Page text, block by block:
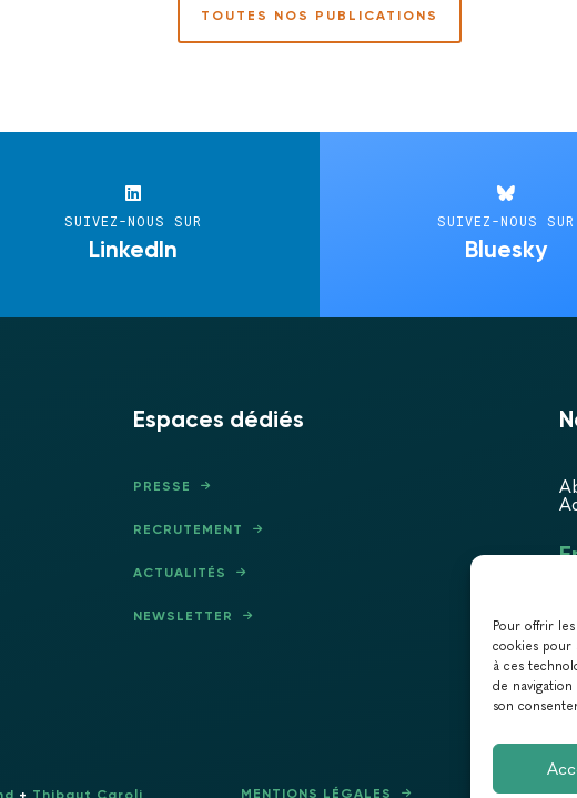
Pour offrir
cookies pour
à ces
de
son
TOUTES NOS PUBLICATIONS
SUIVEZ-NOUS SUR
LinkedIn
SUIVEZ-NOUS SUR
Bluesky
Espaces dédiés
PRESSE
RECRUTEMENT
ACTUALITÉS
NEWSLETTER
+ Thibaut Caroli MENTIONS LÉGALES